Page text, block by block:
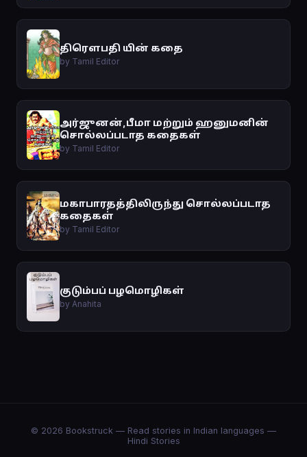
திரௌபதி யின் கதை
by Tamil Editor
அர்ஜுனன்,பீமா மற்றும் ஹனுமனின்
சொல்லப்படாத கதைகள்
by Tamil Editor
மகாபாரதத்திலிருந்து சொல்லப்படாத
கதைகள்
by Tamil Editor
குடும்பப் பழமொழிகள்
by Anahita
© 2026 Bookstruck — Read stories in Indian languages —
Hindi Stories